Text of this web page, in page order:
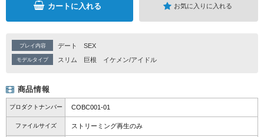
カートに入れる お気に入りに入れる
プレイ内容 デート SEX
モデルタイプ スリム 巨根 イケメン/アイドル
商品情報
プロダクトナンバー COBC001-01
ファイルサイズ ストリーミング再生のみ